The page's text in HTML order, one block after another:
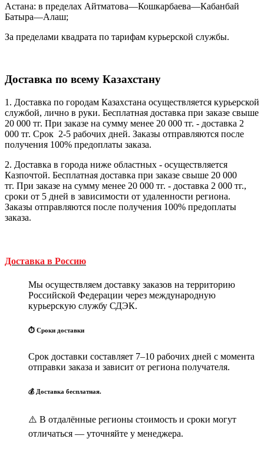
Астана: в пределах Айтматова—Кошкарбаева—Кабанбай
Батыра—Алаш;
За пределами квадрата по тарифам курьерской службы.
Доставка по всему Казахстану
1. Доставка по городам Казахстана осуществляется курьерской
службой, лично в руки. Бесплатная доставка при заказе свыше
20 000 тг. При заказе на сумму менее 20 000 тг. - доставка 2
000 тг. Cрок 2-5 рабочих дней. Заказы отправляются после
получения 100% предоплаты заказа.
2. Доставка в города ниже областных - осуществляется
Казпочтой. Бесплатная доставка при заказе свыше 20 000
тг. При заказе на сумму менее 20 000 тг. - доставка 2 000 тг.,
сроки от 5 дней в зависимости от удаленности региона.
Заказы отправляются после получения 100% предоплаты
заказа.
Доставка в Россию
Мы осуществляем доставку заказов на территорию
Российской Федерации через международную
курьерскую службу СДЭК.
⏱ Сроки доставки
Срок доставки составляет 7–10 рабочих дней с момента
отправки заказа и зависит от региона получателя.
💰 Доставка бесплатная.
⚠️ В отдалённые регионы стоимость и сроки могут
отличаться — уточняйте у менеджера.